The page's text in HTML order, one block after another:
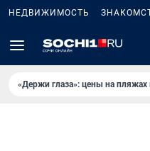
НЕДВИЖИМОСТЬ
«Держи глаза»: цены на пляжах